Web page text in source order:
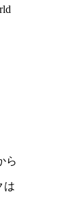
ら
は